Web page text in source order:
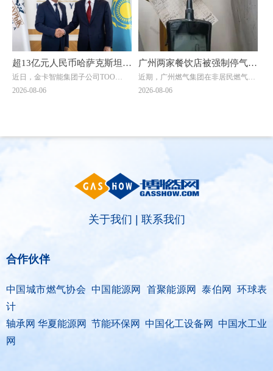
类供应站点，按规范要求存储量不能
超过1立方(15公斤钢瓶最多28瓶)。然
而，现场瓶库内竟堆放着超过150瓶
液化石油气，超量存储4倍以上。当
考核巡查组专家询问为何超量存储
时，供应站负责人支支吾吾，无法给
扬作讲话。德阳市住建局党组成员、
副局长陈文元汇报全市燃气纠治工作
情况。活动现场，7个区（市、县）
亮出退费成绩，为7位退费群众代表
发放退费凭证，相关燃气企业同步为
另外7名群众现场办理退费，以现金
当天，全市累计清退违规收费88.45万
元，惠及群众4000余户。
超13亿元人民币哈萨克斯坦大
单落地！金卡智能国际化战略
近日，金卡智能集团子公司ТОО
"Goldcard Smart Group
2026-08-06
广州两家餐饮店被强制停气！
原因曝光→
近期，广州燃气集团在非居民燃气安
全专项治理中，对两家拒不整改隐患
2026-08-06
关于我们 联系我们
合作伙伴
中国城市燃气协会 中国能源网 首聚能源网 泰伯网 环球表
计
轴承网 华夏能源网 节能环保网 中国化工设备网 中国水工业
网